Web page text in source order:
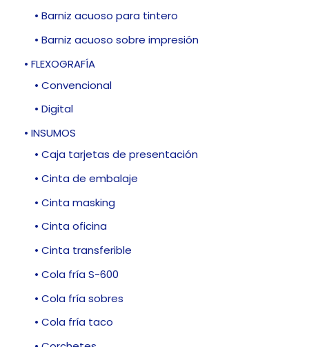
• Barniz acuoso para tintero
• Barniz acuoso sobre impresión
• FLEXOGRAFÍA
• Convencional
• Digital
• INSUMOS
• Caja tarjetas de presentación
• Cinta de embalaje
• Cinta masking
• Cinta oficina
• Cinta transferible
• Cola fría S-600
• Cola fría sobres
• Cola fría taco